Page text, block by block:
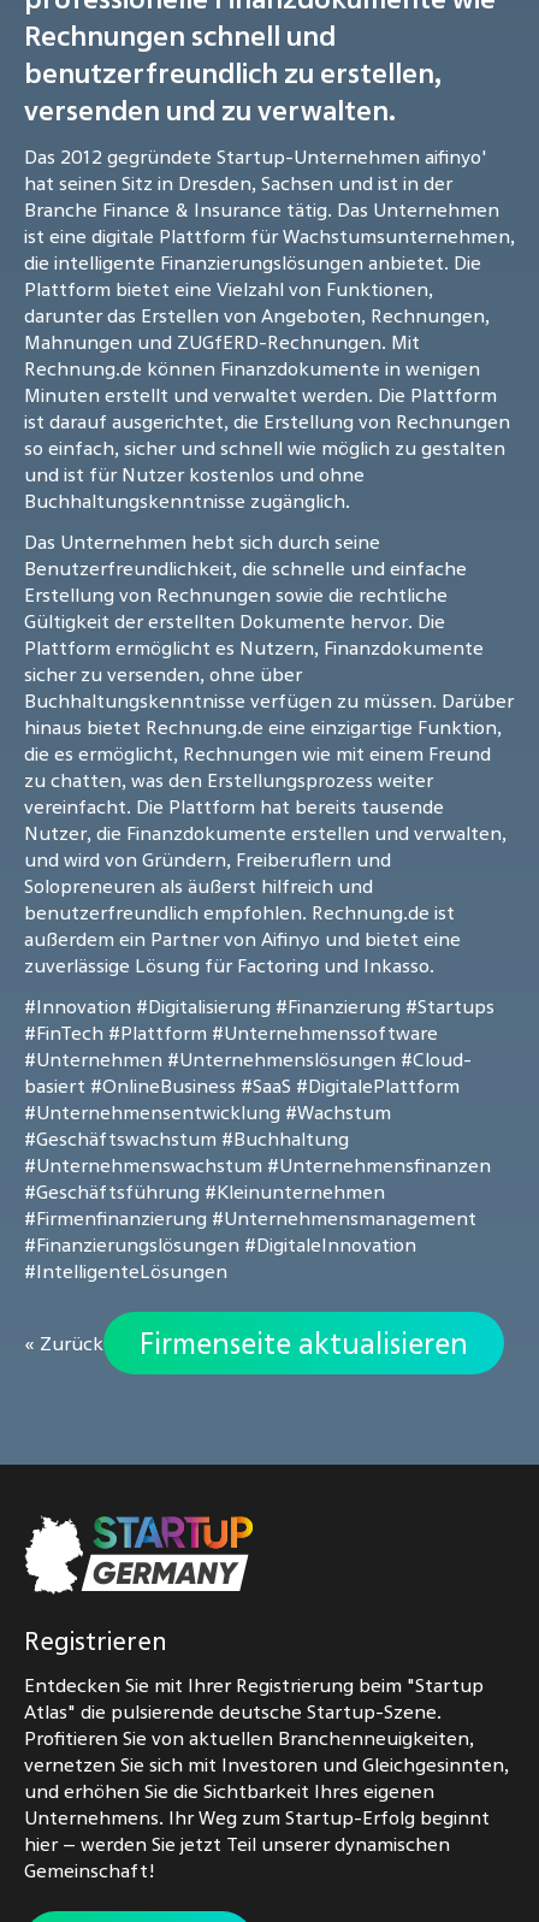
Rechnungen schnell und
benutzerfreundlich zu erstellen,
versenden und zu verwalten.
Das 2012 gegründete Startup-Unternehmen aifinyo'
hat seinen Sitz in Dresden, Sachsen und ist in der
Branche Finance & Insurance tätig. Das Unternehmen
ist eine digitale Plattform für Wachstumsunternehmen,
die intelligente Finanzierungslösungen anbietet. Die
Plattform bietet eine Vielzahl von Funktionen,
darunter das Erstellen von Angeboten, Rechnungen,
Mahnungen und ZUGfERD-Rechnungen. Mit
Rechnung.de können Finanzdokumente in wenigen
Minuten erstellt und verwaltet werden. Die Plattform
ist darauf ausgerichtet, die Erstellung von Rechnungen
so einfach, sicher und schnell wie möglich zu gestalten
und ist für Nutzer kostenlos und ohne
Buchhaltungskenntnisse zugänglich.
Das Unternehmen hebt sich durch seine
Benutzerfreundlichkeit, die schnelle und einfache
Erstellung von Rechnungen sowie die rechtliche
Gültigkeit der erstellten Dokumente hervor. Die
Plattform ermöglicht es Nutzern, Finanzdokumente
sicher zu versenden, ohne über
Buchhaltungskenntnisse verfügen zu müssen. Darüber
hinaus bietet Rechnung.de eine einzigartige Funktion,
die es ermöglicht, Rechnungen wie mit einem Freund
zu chatten, was den Erstellungsprozess weiter
vereinfacht. Die Plattform hat bereits tausende
Nutzer, die Finanzdokumente erstellen und verwalten,
und wird von Gründern, Freiberuflern und
Solopreneuren als äußerst hilfreich und
benutzerfreundlich empfohlen. Rechnung.de ist
außerdem ein Partner von Aifinyo und bietet eine
zuverlässige Lösung für Factoring und Inkasso.
#Innovation #Digitalisierung #Finanzierung #Startups
#FinTech #Plattform #Unternehmenssoftware
#Unternehmen #Unternehmenslösungen #Cloud-
basiert #OnlineBusiness #SaaS #DigitalePlattform
#Unternehmensentwicklung #Wachstum
#Geschäftswachstum #Buchhaltung
#Unternehmenswachstum #Unternehmensfinanzen
#Geschäftsführung #Kleinunternehmen
#Firmenfinanzierung #Unternehmensmanagement
#Finanzierungslösungen #DigitaleInnovation
#IntelligenteLösungen
« Zurück Firmenseite aktualisieren
Registrieren
Entdecken Sie mit Ihrer Registrierung beim "Startup
Atlas" die pulsierende deutsche Startup-Szene.
Profitieren Sie von aktuellen Branchenneuigkeiten,
vernetzen Sie sich mit Investoren und Gleichgesinnten,
und erhöhen Sie die Sichtbarkeit Ihres eigenen
Unternehmens. Ihr Weg zum Startup-Erfolg beginnt
hier – werden Sie jetzt Teil unserer dynamischen
Gemeinschaft!